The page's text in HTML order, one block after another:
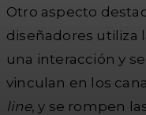
Otro aspecto
diseñadores utiliza
una interacción y
vinculan en los
line, y se rompen